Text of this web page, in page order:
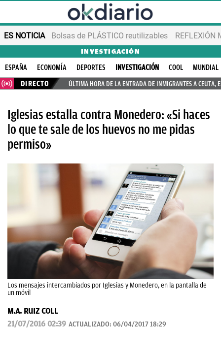
ES NOTICIA Bolsas de PLÁSTICO reutilizables REFLEXIÓN
INVESTIGACIÓN
ESPAÑA ECONOMÍA DEPORTES INVESTIGACIÓN COOL
MUNDIAL
DIRECTO
ÚLTIMA HORA DE LA ENTRADA DE INMIGRANTES A CEUTA,
Iglesias estalla contra Monedero: «Si haces
lo que te sale de los huevos no me pidas
permiso»
Los mensajes intercambiados por Iglesias y Monedero, en la pantalla de
un móvil
M.A. RUIZ COLL
21/07/2016 02:39 ACTUALIZADO: 06/04/2017 18:29